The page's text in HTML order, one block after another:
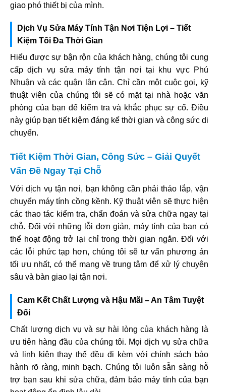
giao phó thiết bị của mình.
Dịch Vụ Sửa Máy Tính Tận Nơi Tiện Lợi – Tiết
Kiệm Tối Đa Thời Gian
Hiểu được sự bận rộn của khách hàng, chúng tôi cung
cấp dịch vụ sửa máy tính tận nơi tại khu vực Phú
Nhuận và các quận lân cận. Chỉ cần một cuộc gọi, kỹ
thuật viên của chúng tôi sẽ có mặt tại nhà hoặc văn
phòng của bạn để kiểm tra và khắc phục sự cố. Điều
này giúp bạn tiết kiệm đáng kể thời gian và công sức di
chuyển.
Tiết Kiệm Thời Gian, Công Sức – Giải Quyết
Vấn Đề Ngay Tại Chỗ
Với dịch vụ tận nơi, bạn không cần phải tháo lắp, vận
chuyển máy tính cồng kềnh. Kỹ thuật viên sẽ thực hiện
các thao tác kiểm tra, chẩn đoán và sửa chữa ngay tại
chỗ. Đối với những lỗi đơn giản, máy tính của bạn có
thể hoạt động trở lại chỉ trong thời gian ngắn. Đối với
các lỗi phức tạp hơn, chúng tôi sẽ tư vấn phương án
tối ưu nhất, có thể mang về trung tâm để xử lý chuyên
sâu và bàn giao lại tận nơi.
Cam Kết Chất Lượng và Hậu Mãi – An Tâm Tuyệt
Đối
Chất lượng dịch vụ và sự hài lòng của khách hàng là
ưu tiên hàng đầu của chúng tôi. Mọi dịch vụ sửa chữa
và linh kiện thay thế đều đi kèm với chính sách bảo
hành rõ ràng, minh bạch. Chúng tôi luôn sẵn sàng hỗ
trợ bạn sau khi sửa chữa, đảm bảo máy tính của bạn